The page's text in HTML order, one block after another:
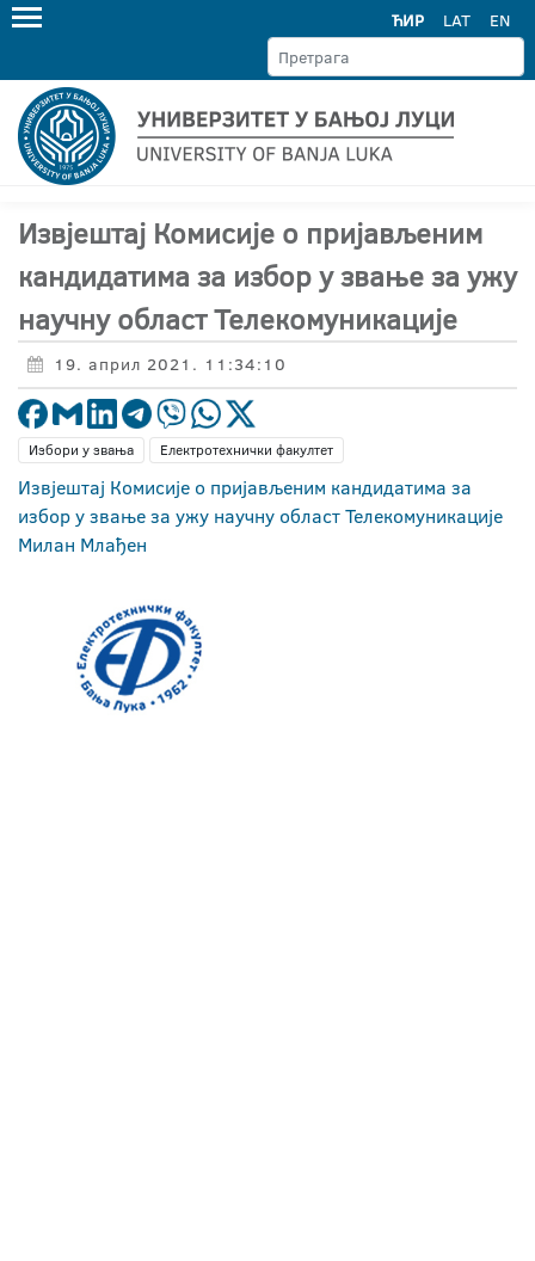
ЋИР LAT EN
Извјештај Комисије о пријављеним
кандидатима за избор у звање за ужу
научну област Телекомуникације
19. април 2021. 11:34:10
Избори у звања Електротехнички факултет
Извјештај Комисије о пријављеним кандидатима за
избор у звање за ужу научну област Телекомуникације
Милан Млађен